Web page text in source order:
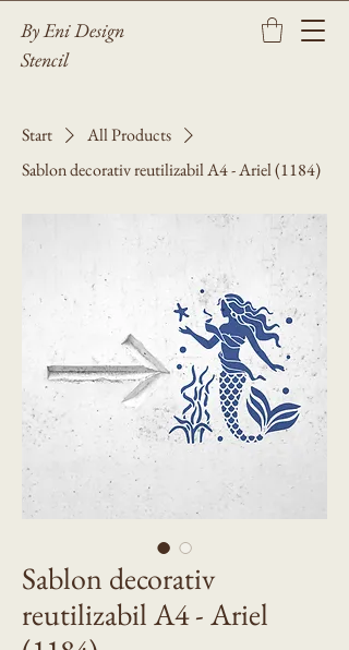
By Eni Design
Stencil
Start
All Products
Sablon decorativ reutilizabil A4 - Ariel (1184)
Sablon decorativ
reutilizabil A4 - Ariel